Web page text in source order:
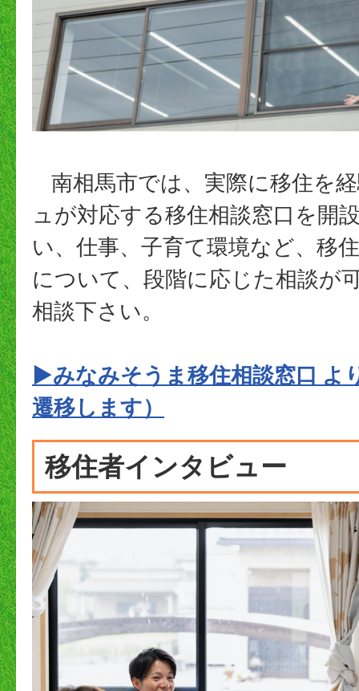
南相馬市では、実際に移住を
ュが対応する移住相談窓口を開
い、仕事、子育て環境など、移
について、段階に応じた相談が
相談下さい。
▶みなみそうま移住相談窓口 よ
遷移します）
移住者インタビュー